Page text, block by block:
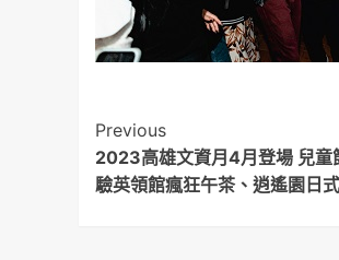
Post
Navigation
Previous
2023高雄文資月4月登場 兒童
驗英領館瘋狂午茶、逍遙園日